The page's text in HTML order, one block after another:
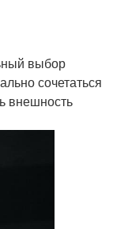
выбор
сочетаться
внешность